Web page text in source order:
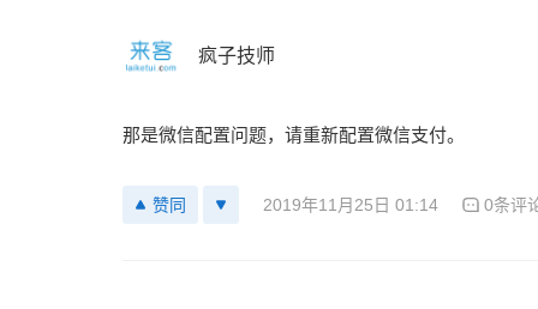
疯子技师
那是微信配置问题，请重新配置微信支付。
赞同 2019年11月25日 01:14 0条评